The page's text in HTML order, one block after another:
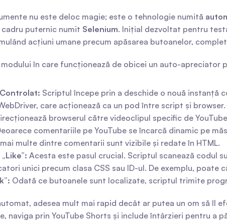
nu este deloc magie; este o tehnologie numită
cadru puternic numit Selenium. Inițial dezvoltat pentru
acțiuni umane precum apăsarea butoanelor,
în care funcționează de obicei un auto-apreciator
Scriptul începe prin a deschide o nouă instanță
care acționează ca un pod între script și browser.
browserul către videoclipul specific de
comentariile pe YouTube se încarcă dinamic pe
multe dintre comentarii sunt vizibile și redate în HTML.
Acesta este pasul crucial. Scriptul scanează codul
unici precum clasa CSS sau ID-ul. De exemplu, poate
Odată ce butoanele sunt localizate, scriptul trimite
adesea mult mai rapid decât ar putea un om să
naviga prin YouTube Shorts și include întârzieri pentru a